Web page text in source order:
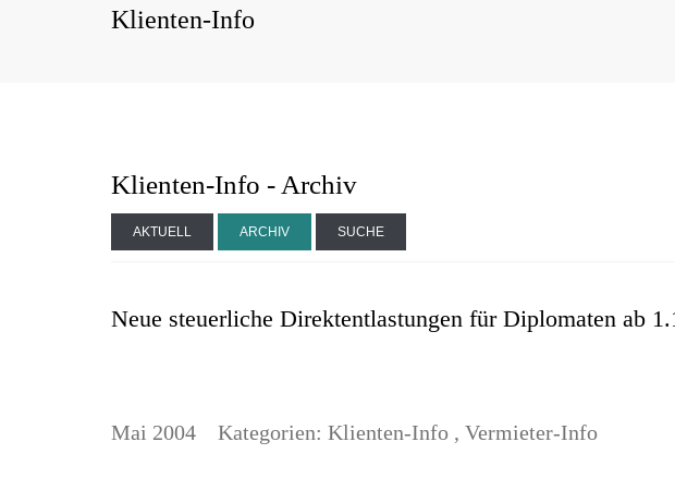
Klienten-Info
Klienten-Info - Archiv
AKTUELL ARCHIV SUCHE
Neue steuerliche Direktentlastungen für Diplomaten ab
Mai 2004 Kategorien: Klienten-Info , Vermieter-Info